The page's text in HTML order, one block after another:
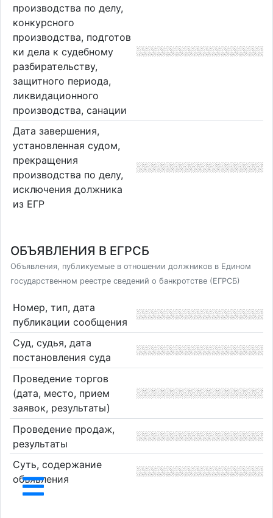
производства по делу,
конкурсного
производства, подготов
ки дела к судебному
разбирательству,
защитного периода,
ликвидационного
производства, санации
Дата завершения,
установленная судом,
прекращения
производства по делу,
исключения должника
из ЕГР
ОБЪЯВЛЕНИЯ В ЕГРСБ
Объявления, публикуемые в отношении должников в Едином
государственном реестре сведений о банкротстве (ЕГРСБ)
Номер, тип, дата
публикации сообщения
Суд, судья, дата
постановления суда
Проведение торгов
(дата, место, прием
заявок, результаты)
Проведение продаж,
результаты
Суть, содержание
объявления